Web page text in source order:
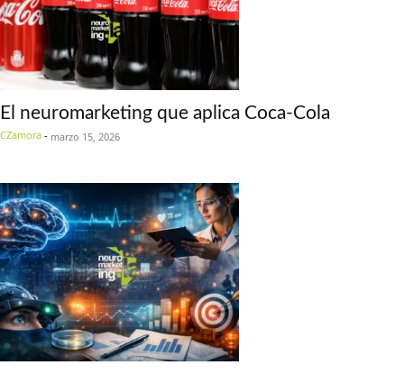
El neuromarketing que aplica Coca-Cola
CZamora - marzo 15, 2026